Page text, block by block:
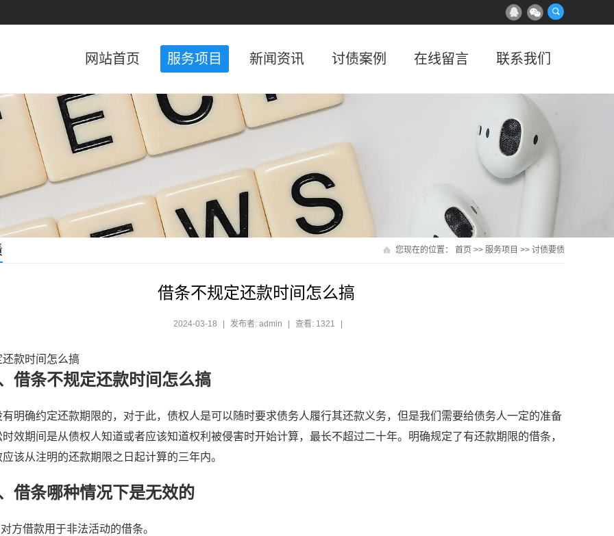
网站首页 服务项目 新闻资讯 讨债案例 在线留言 联系我们
您现在的位置： 首页 >> 服务项目 >> 讨债要债
借条不规定还款时间怎么搞
2024-03-18 发布者: admin 查看: 1321
款时间怎么搞
不规定还款时间怎么搞
确约定还款期限的，对于此，债权人是可以随时要求债务人履行其还款义务，但是我们需要给债务人一定的准备
效期间是从债权人知道或者应该知道权利被侵害时开始计算，最长不超过二十年。明确规定了有还款期限的借条，
该从注明的还款期限之日起计算的三年内。
条哪种情况下是无效的
借款用于非法活动的借条。